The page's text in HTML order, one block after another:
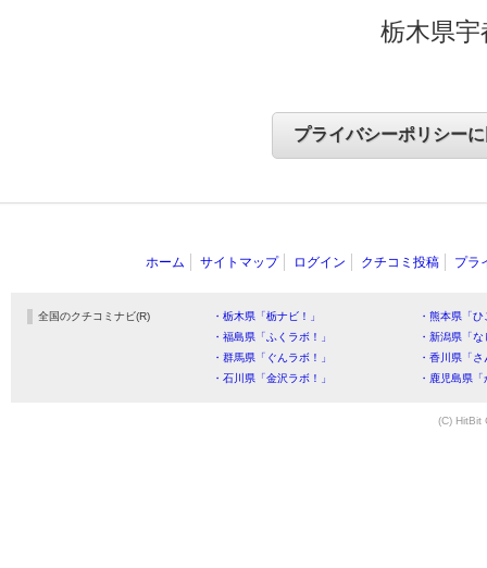
栃木県
ホーム サイトマップ ログイン クチコミ投稿 プラ
全国のクチコミナビ(R) ・栃木県「栃ナビ！」
・熊本県「
・福島県「ふくラボ！」
・新潟県「
・群馬県「ぐんラボ！」
・香川県「
・石川県「金沢ラボ！」
・鹿児島県
(C) HitBit